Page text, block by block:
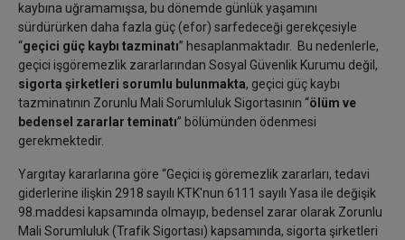
kaybına uğramamışsa, bu dönemde günlük yaşamını
sürdürürken daha fazla güç (efor) sarfedeceği gerekçesiyle
“geçici güç kaybı tazminatı” hesaplanmaktadır. Bu nedenlerle,
geçici işgöremezlik zararlarından Sosyal Güvenlik Kurumu değil,
sigorta şirketleri sorumlu bulunmakta, geçici güç kaybı
tazminatının Zorunlu Mali Sorumluluk Sigortasının “ölüm ve
bedensel zararlar teminatı” bölümünden ödenmesi
gerekmektedir.
Yargıtay kararlarına göre “Geçici iş göremezlik zararları, tedavi
giderlerine ilişkin 2918 sayılı KTK'nun 6111 sayılı Yasa ile değişik
98.maddesi kapsamında olmayıp, bedensel zarar olarak Zorunlu
Mali Sorumluluk (Trafik Sigortası) kapsamında, sigorta şirketleri